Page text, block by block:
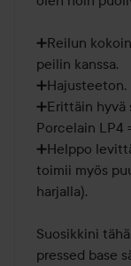
➕Reilun
peilin kanssa.
➕Hajusteeton.
➕Erittäin
Porcelain LP4
➕Helppo
toimii myös
harjalla).
Suosikkini
pressed base